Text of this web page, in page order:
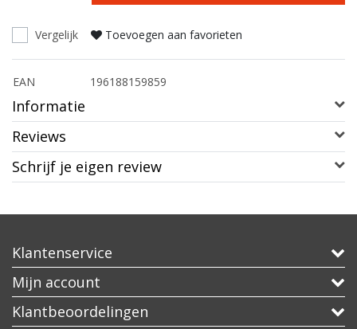
Vergelijk Toevoegen aan favorieten
EAN 196188159859
Informatie
Reviews
Schrijf je eigen review
Klantenservice
Mijn account
Klantbeoordelingen